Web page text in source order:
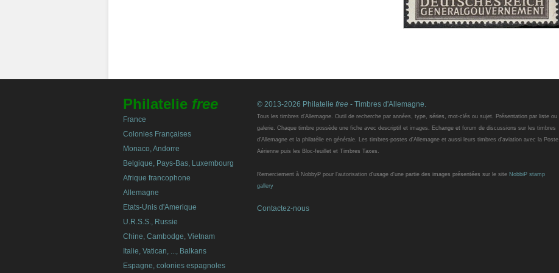
Philatelie free
France
Colonies Françaises
Monaco, Andorre
Belgique, Pays-Bas, Luxembourg
Afrique francophone
Allemagne
Etats-Unis d'Amerique
U.R.S.S., Russie
Chine, Cambodge, Vietnam
Italie, Vatican, ..., Balkans
Espagne, colonies espagnoles
© 2013-2026 Philatelie free - Timbres d'Allemagne.
Tous les timbres d'Allemagne. Outil de recherche par années, type, séries, mot-clés ou sujet. Présentation par liste ou
galerie. Chaque timbre possède une fiche avec descriptif et images. Echange et forum de discussions sur les timbres
d'Allemagne et la philatélie en générale. Les timbres-postes d'Allemagne et aussi leurs timbres d'aviation avec la Poste
Aérienne puis les Bloc-feuillet et Timbres Taxes.
Remerciement à NobbyP pour l'autorisation d'usage d'une partie des images présentées sur le site NobbiP stamp
gallery
Contactez-nous